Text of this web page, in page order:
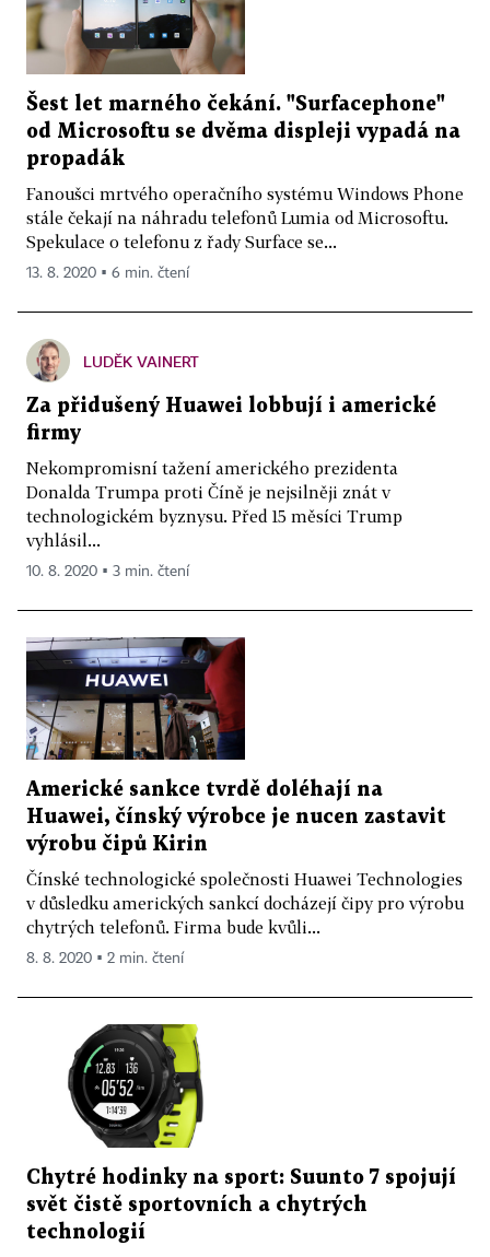
Šest let marného čekání. "Surfacephone"
od Microsoftu se dvěma displeji vypadá na
propadák
Fanoušci mrtvého operačního systému Windows Phone
stále čekají na náhradu telefonů Lumia od Microsoftu.
Spekulace o telefonu z řady Surface se...
13. 8. 2020 ▪ 6 min. čtení
LUDĚK VAINERT
Za přidušený Huawei lobbují i americké
firmy
Nekompromisní tažení amerického prezidenta
Donalda Trumpa proti Číně je nejsilněji znát v
technologickém byznysu. Před 15 měsíci Trump
vyhlásil...
10. 8. 2020 ▪ 3 min. čtení
Americké sankce tvrdě doléhají na
Huawei, čínský výrobce je nucen zastavit
výrobu čipů Kirin
Čínské technologické společnosti Huawei Technologies
v důsledku amerických sankcí docházejí čipy pro výrobu
chytrých telefonů. Firma bude kvůli...
8. 8. 2020 ▪ 2 min. čtení
Chytré hodinky na sport: Suunto 7 spojují
svět čistě sportovních a chytrých
technologií